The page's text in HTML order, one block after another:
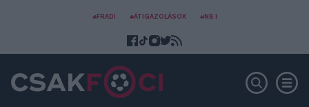
#FRADI #ÁTIGAZOLÁSOK #NB I